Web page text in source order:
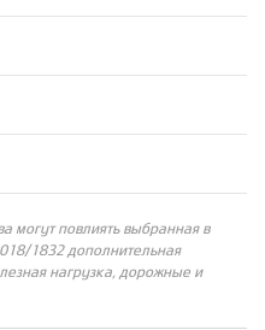
могут повлиять выбранная в
1832 дополнительная
нагрузка, дорожные и